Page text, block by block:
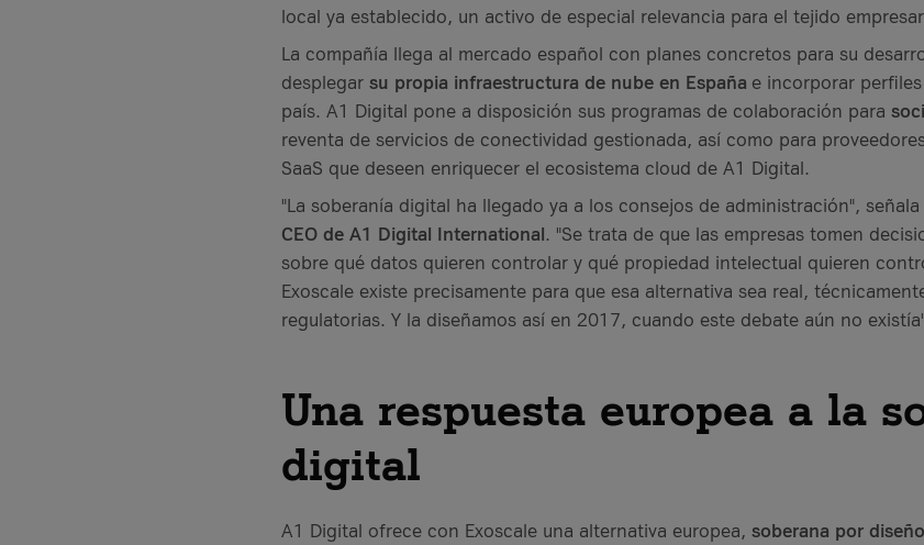
local ya establecido, un activo de especial relevancia para el tejido
La compañía llega al mercado español con planes concretos para su
desplegar su propia infraestructura de nube en España e incorporar
país. A1 Digital pone a disposición sus programas de colaboración para
reventa de servicios de conectividad gestionada, así como para
SaaS que deseen enriquecer el ecosistema cloud de A1 Digital.
"La soberanía digital ha llegado ya a los consejos de administración", señala
CEO de A1 Digital International. "Se trata de que las empresas tomen
sobre qué datos quieren controlar y qué propiedad intelectual quieren
Exoscale existe precisamente para que esa alternativa sea real,
regulatorias. Y la diseñamos así en 2017, cuando este debate aún no
Una respuesta europea a la
digital
A1 Digital ofrece con Exoscale una alternativa europea, soberana por diseño